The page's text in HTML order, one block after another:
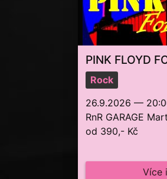
PINK FLOYD
Rock
26.9.2026 —
RnR GARAGE
od 390,- Kč
Více